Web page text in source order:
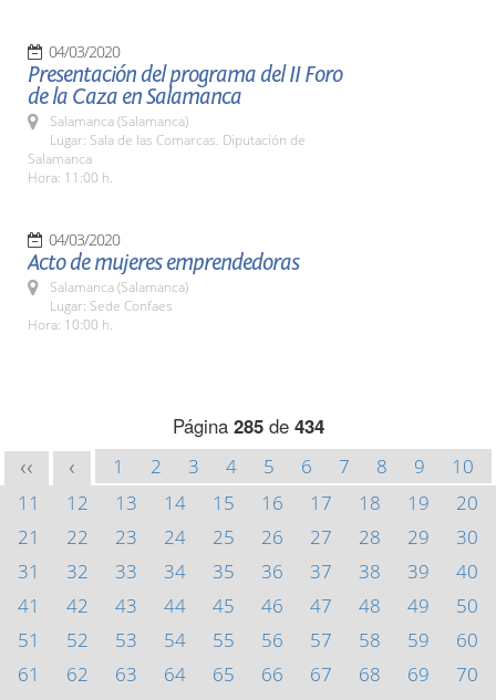
04/03/2020
Presentación del programa del II Foro
de la Caza en Salamanca
Salamanca (Salamanca)
Lugar: Sala de las Comarcas. Diputación de
Salamanca
Hora: 11:00 h.
04/03/2020
Acto de mujeres emprendedoras
Salamanca (Salamanca)
Lugar: Sede Confaes
Hora: 10:00 h.
Página 285de 434
<< < 1 2 3 4 5 6 7 8 9
10
11
12 13 14 15 16 17 18 19
20
21
22 23 24 25 26 27 28 29
30
31
32 33 34 35 36 37 38 39
40
41
42 43 44 45 46 47 48 49
50
51
52 53 54 55 56 57 58 59
60
61
62 63 64 65 66 67 68 69
70